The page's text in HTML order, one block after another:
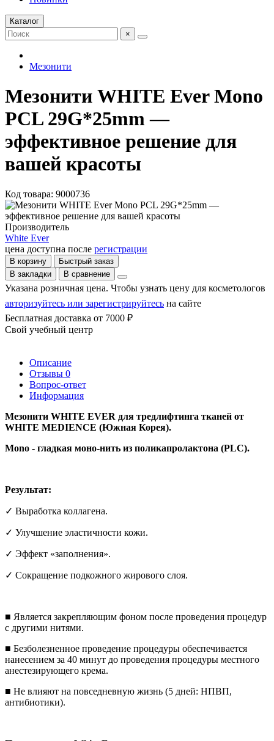
Каталог
×
Мезонити
Мезонити WHITE Ever Mono
PCL 29G*25mm —
эффективное решение для
вашей красоты
Код товара: 9000736
Производитель
White Ever
цена доступна после регистрации
В корзину
Быстрый заказ
В закладки
В сравнение
Указана розничная цена. Чтобы узнать цену для косметологов
авторизуйтесь или зарегистрируйтесь на сайте
Бесплатная доставка от 7000 ₽
Свой учебный центр
Описание
Отзывы 0
Вопрос-ответ
Информация
Мезонити WHITE EVER для тредлифтинга тканей от
WHITE MEDIENCE (Южная Корея).
Mono - гладкая моно-нить из поликапролактона (PLC).
Результат:
✓ Выработка коллагена.
✓ Улучшение эластичности кожи.
✓ Эффект «заполнения».
✓ Сокращение подкожного жирового слоя.
■ Является закрепляющим фоном после проведения процедур
с другими нитями.
■ Безболезненное проведение процедуры обеспечивается
нанесением за 40 минут до проведения процедуры местного
анестезирующего крема.
■ Не влияют на повседневную жизнь (5 дней: НПВП,
антибиотики).